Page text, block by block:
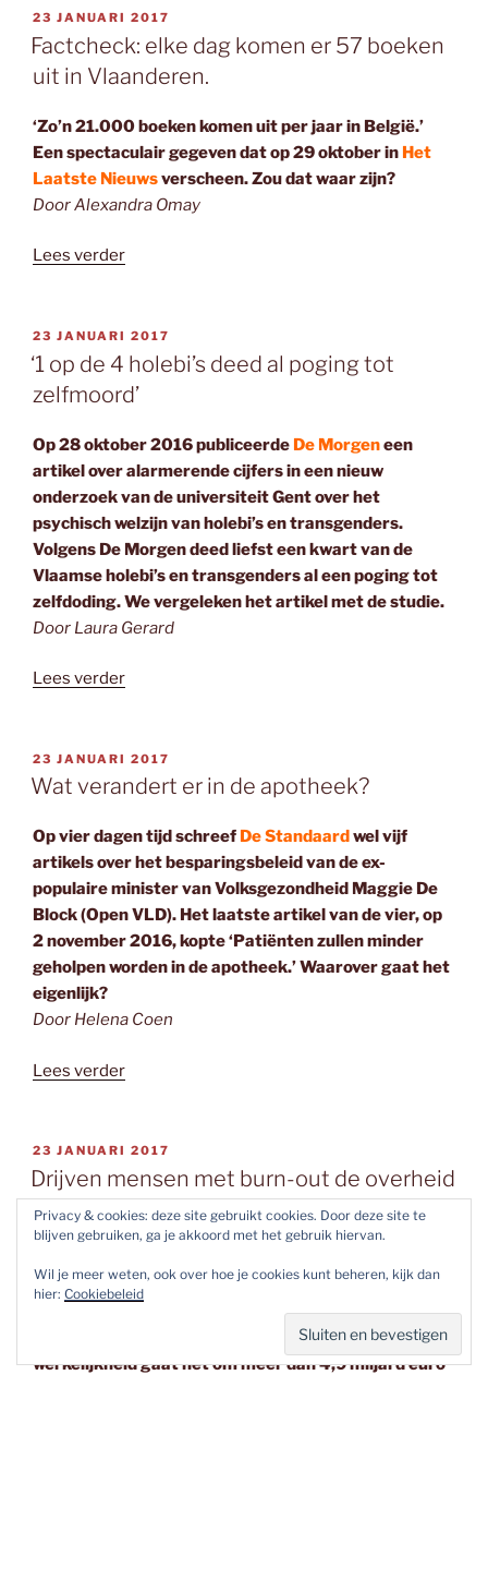
GEPLAATST
OP
23 JANUARI 2017
Factcheck: elke dag komen er 57 boeken
uit in Vlaanderen.
‘Zo’n 21.000 boeken komen uit per jaar in België.’
Een spectaculair gegeven dat op 29 oktober in Het
Laatste Nieuwsverscheen. Zou dat waar zijn?
Door Alexandra Omay
Lees verder“Factcheck:
komen
er
57
uit
in
Vlaanderen.”
GEPLAATST
OP
23 JANUARI 2017
‘1 op de 4 holebi’s deed al poging tot
zelfmoord’
Op 28 oktober 2016 publiceerde De Morgeneen
artikel over alarmerende cijfers in een nieuw
onderzoek van de universiteit Gent over het
psychisch welzijn van holebi’s en transgenders.
Volgens De Morgen deed liefst een kwart van de
Vlaamse holebi’s en transgenders al een poging tot
zelfdoding. We vergeleken het artikel met de studie.
Door Laura Gerard
Lees verder“‘1
4
holebi’s
al
poging
tot
zelfmoord’”
GEPLAATST
OP
23 JANUARI 2017
Wat verandert er in de apotheek?
Op vier dagen tijd schreef De Standaardwel vijf
artikels over het besparingsbeleid van de ex-
populaire minister van Volksgezondheid Maggie De
Block (Open VLD). Het laatste artikel van de vier, op
2 november 2016, kopte ‘Patiënten zullen minder
geholpen worden in de apotheek.’ Waarover gaat het
eigenlijk?
Door Helena Coen
Lees verder“Wat
in
de
apotheek?”
GEPLAATST
OP
23 JANUARI 2017
Drijven mensen met burn-out de overheid
op hoge kosten?
bericht: ‘Langdurig zieken kostten de overheid 106
miljoen euro in 2015’. Wie denkt dat 106 miljoen euro
nog wel meevalt voor een heel land, heeft gelijk. In
werkelijkheid gaat het om meer dan 4,9 miljard euro
Privacy & cookies: deze site gebruikt cookies. Door deze site te
blijven gebruiken, ga je akkoord met het gebruik hiervan.
Wil je meer weten, ook over hoe je cookies kunt beheren, kijk dan
hier: Cookiebeleid